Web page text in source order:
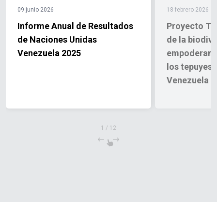
09 junio 2026
Informe Anual de Resultados
de Naciones Unidas
Venezuela 2025
18 febrero 2026
Proyecto
de la
los tepuyes
Venezuela
1 / 12